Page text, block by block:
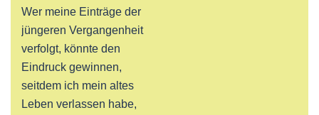
Wer meine Einträge der
jüngeren Vergangenheit
verfolgt, könnte den
Eindruck gewinnen,
seitdem ich mein altes
Leben verlassen habe,